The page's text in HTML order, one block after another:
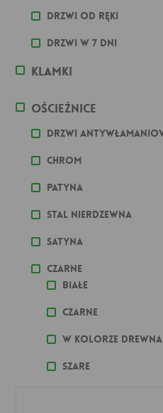
Drzwi od ręki
Drzwi w 7 dni
Klamki
Ościeżnice
Drzwi
Chrom
Patyna
stal nierdzewna
Satyna
Czarne
Białe
Czarne
W kolorze drewna
Szare